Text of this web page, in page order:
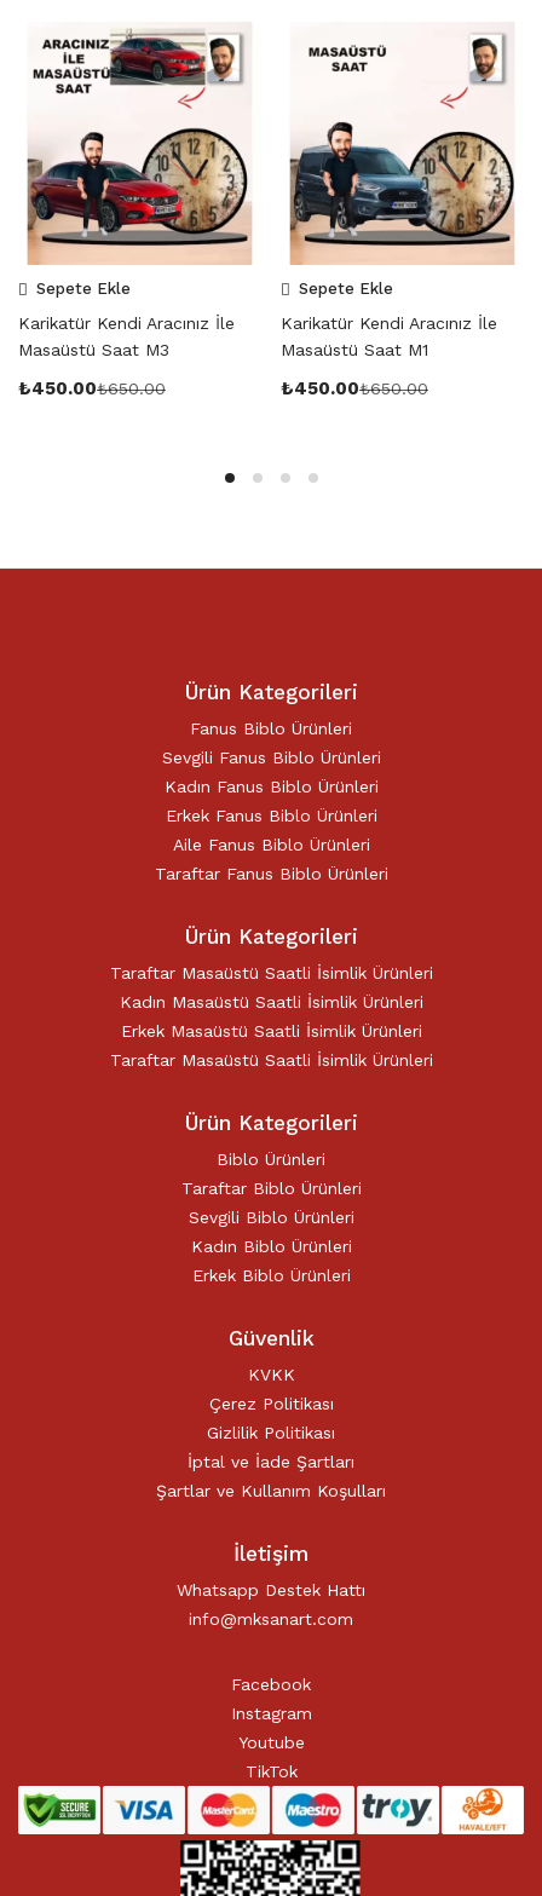
Sepete Ekle
Karikatür Kendi Aracınız İle
Masaüstü Saat M3
₺450.00₺650.00
Sepete Ekle
Karikatür Kendi Aracınız İle
Masaüstü Saat M1
₺450.00₺650.00
Ürün Kategorileri
Fanus Biblo Ürünleri
Sevgili Fanus Biblo Ürünleri
Kadın Fanus Biblo Ürünleri
Erkek Fanus Biblo Ürünleri
Aile Fanus Biblo Ürünleri
Taraftar Fanus Biblo Ürünleri
Ürün Kategorileri
Taraftar Masaüstü Saatli İsimlik Ürünleri
Kadın Masaüstü Saatli İsimlik Ürünleri
Erkek Masaüstü Saatli İsimlik Ürünleri
Taraftar Masaüstü Saatli İsimlik Ürünleri
Ürün Kategorileri
Biblo Ürünleri
Taraftar Biblo Ürünleri
Sevgili Biblo Ürünleri
Kadın Biblo Ürünleri
Erkek Biblo Ürünleri
Güvenlik
KVKK
Çerez Politikası
Gizlilik Politikası
İptal ve İade Şartları
Şartlar ve Kullanım Koşulları
İletişim
Whatsapp Destek Hattı
info@mksanart.com
Facebook
Instagram
Youtube
TikTok